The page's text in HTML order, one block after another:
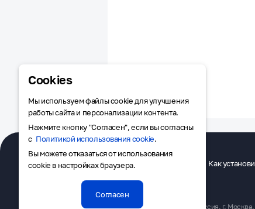
Cookies
Мы используем файлы cookie для улучшения
работы сайта и персонализации контента.
Нажмите кнопку "Согласен", если вы согласны
с Политикой использования cookie.
Вы можете отказаться от использования
cookie в настройках браузера.
Согласен
RuMarket Как
АО «МАСТЕР ТОР», ОГРН 1227700119668. 125047, Россия, г.